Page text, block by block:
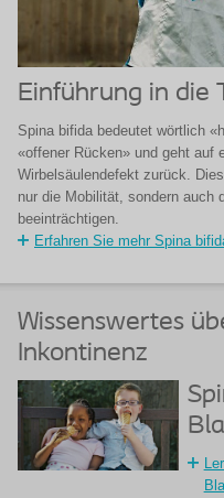
Einführung in die
Spina bifida bedeutet wörtlich
«offener Rücken» und geht auf
Wirbelsäulendefekt zurück.
nur die Mobilität, sondern auch
beeinträchtigen.
Erfahren Sie mehr Spina
Wissenswertes
Inkontinenz